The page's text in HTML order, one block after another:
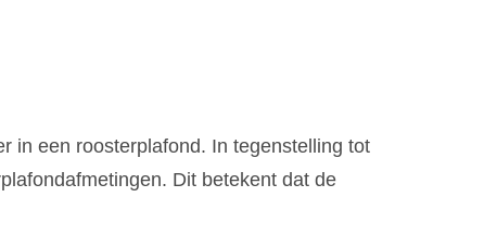
in een roosterplafond. In tegenstelling tot
Dit betekent dat de